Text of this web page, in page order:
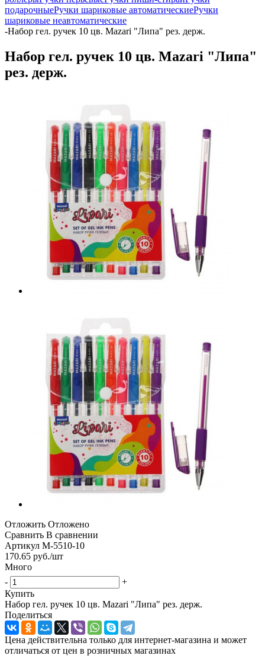
подарочныеРучки шариковые автоматическиеРучки
шариковые неавтоматические
-Набор гел. ручек 10 цв. Mazari "Липа" рез. держ.
Набор гел. ручек 10 цв. Mazari "Липа"
рез. держ.
Отложить Отложено
Сравнить В сравнении
Артикул M-5510-10
170.65 руб./шт
Много
-
+
Купить
Набор гел. ручек 10 цв. Mazari "Липа" рез. держ.
Поделиться
Цена действительна только для интернет-магазина и может
отличаться от цен в розничных магазинах